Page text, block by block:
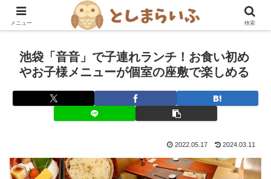
豊島区を楽しむ！グルメ・おでかけ情報ブログ
池袋「音音」で子連れランチ！お食い初め
やお子様メニューが個室の座敷で楽しめる
2022.05.17 2024.03.11
メニュー 検索